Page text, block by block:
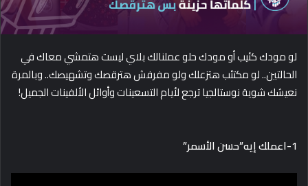
لو مودك كئيب أو مودك حلو عملنالك بلاي ليست هتمشي معاك في
الحالتين.. لو مكتئب هتزعلك ولو مفرفش هترقصك وتشهيصك.. وبالمرة
نعيشك شوية نوستالجيا ترجع لأيام التسعينات وأوائل الألفينات الجميل!
1-اعملك إيه”حسن الأسمر”